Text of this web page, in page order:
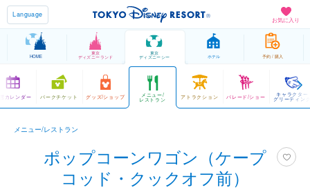
お気に入り
Language
HOME
東京
ディズニーランド
東京
ディズニーシー ホテル 予約 / 購入
カレンダー パークチケット グッズ/ショップ メニュー/
レストラン アトラクション パレード/ショー キャラクター
グリーティング
メニュー/レストラン
ポップコーンワゴン（ケープ
コッド・クックオフ前）